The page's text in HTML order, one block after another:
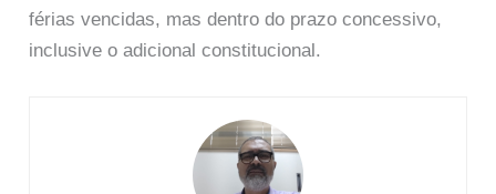
férias vencidas, mas dentro do prazo concessivo,
inclusive o adicional constitucional.